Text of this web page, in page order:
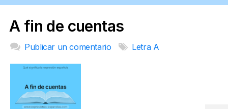
A fin de cuentas
Publicar un comentario Letra A